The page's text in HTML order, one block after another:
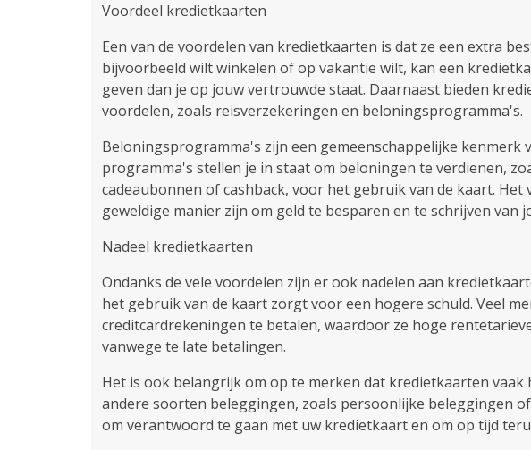
Voordeel kredietkaarten
Een van de voordelen van kredietkaarten is dat ze een extra
bijvoorbeeld wilt winkelen of op vakantie wilt, kan een
geven dan je op jouw vertrouwde staat. Daarnaast bieden
voordelen, zoals reisverzekeringen en beloningsprogramma's.
Beloningsprogramma's zijn een gemeenschappelijke kenmerk
programma's stellen je in staat om beloningen te verdienen,
cadeaubonnen of cashback, voor het gebruik van de kaart.
geweldige manier zijn om geld te besparen en te schrijven van
Nadeel kredietkaarten
Ondanks de vele voordelen zijn er ook nadelen aan
het gebruik van de kaart zorgt voor een hogere schuld. Veel
creditcardrekeningen te betalen, waardoor ze hoge
vanwege te late betalingen.
Het is ook belangrijk om op te merken dat kredietkaarten
andere soorten beleggingen, zoals persoonlijke beleggingen
om verantwoord te gaan met uw kredietkaart en om op tijd